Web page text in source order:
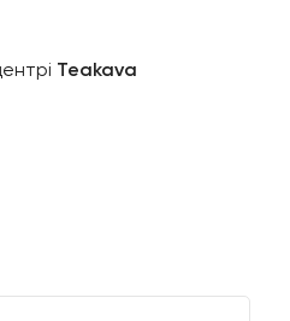
Teakava